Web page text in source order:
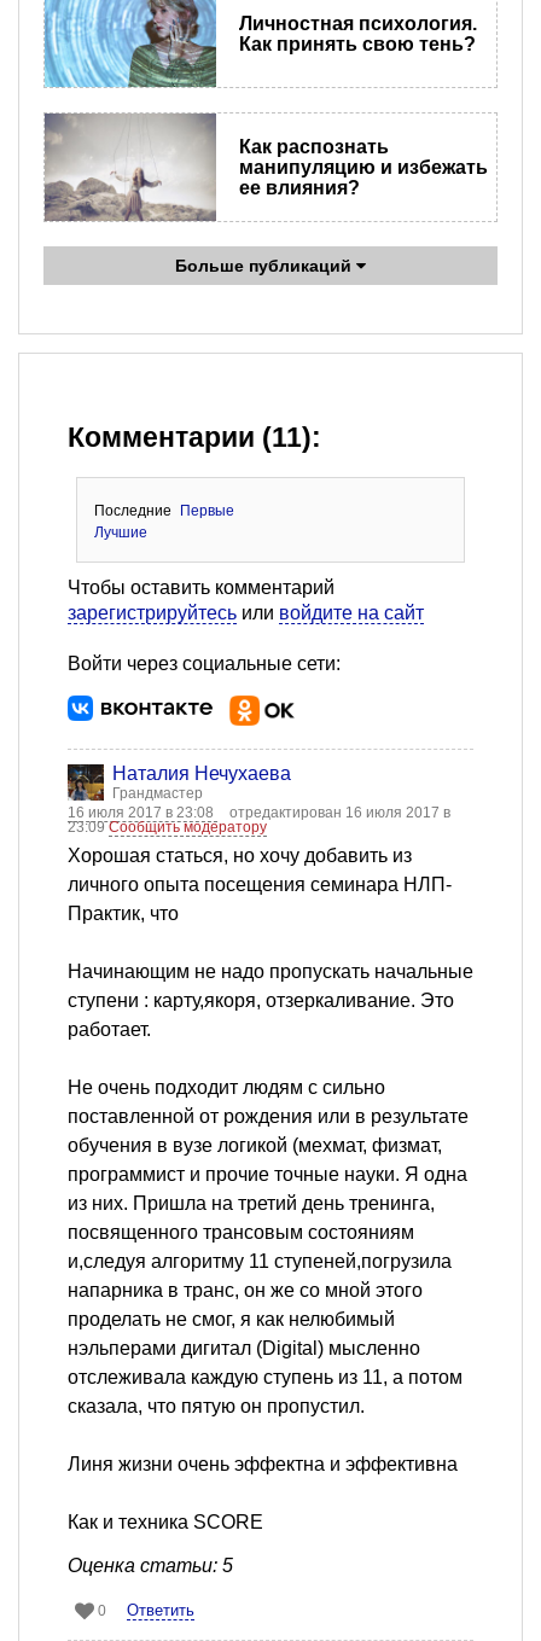
Личностная психология.
Как принять свою тень?
Как распознать
манипуляцию и избежать
ее влияния?
Больше публикаций
Комментарии (11):
Последние
Первые
Лучшие
Чтобы оставить комментарий
зарегистрируйтесь или войдите на сайт
Войти через социальные сети:
Наталия Нечухаева
Грандмастер
16 июля 2017 в 23:08
отредактирован 16 июля 2017 в
23:09Сообщить модератору
Хорошая статься, но хочу добавить из
личного опыта посещения семинара НЛП-
Практик, что
Начинающим не надо пропускать начальные
ступени : карту,якоря, отзеркаливание. Это
работает.
Не очень подходит людям с сильно
поставленной от рождения или в результате
обучения в вузе логикой (мехмат, физмат,
программист и прочие точные науки. Я одна
из них. Пришла на третий день тренинга,
посвященного трансовым состояниям
и,следуя алгоритму 11 ступеней,погрузила
напарника в транс, он же со мной этого
проделать не смог, я как нелюбимый
нэльперами дигитал (Digital) мысленно
отслеживала каждую ступень из 11, а потом
сказала, что пятую он пропустил.
Линя жизни очень эффектна и эффективна
Как и техника SCORE
Оценка статьи: 5
0 Ответить